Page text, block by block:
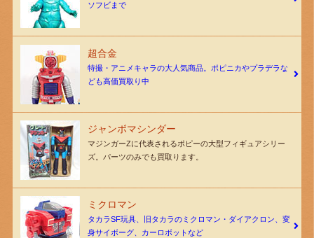
ソフビまで
超合金
特撮・アニメキャラの大人気商品。ポピニカやプラデラな
ども高価買取り中
ジャンボマシンダー
マジンガーZに代表されるポピーの大型フィギュアシリー
ズ。パーツのみでも買取ります。
ミクロマン
タカラSF玩具、旧タカラのミクロマン・ダイアクロン、変
身サイボーグ、カーロボットなど